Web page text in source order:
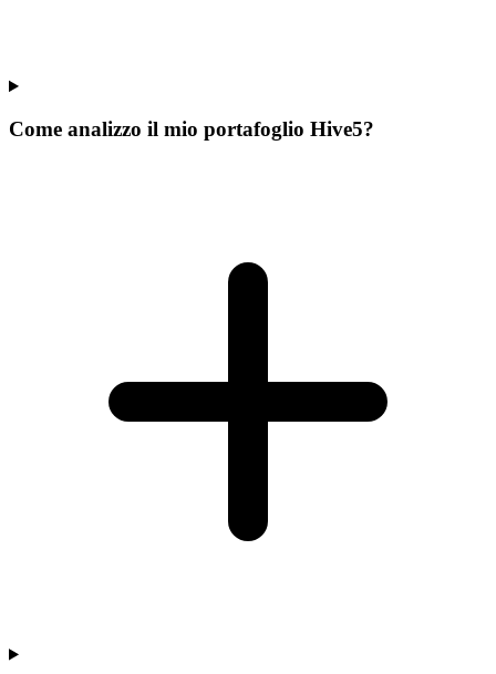
Come analizzo il mio portafoglio Hive5?